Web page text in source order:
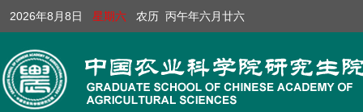
2026年8月8日 星期六 农历 丙午年六月廿六